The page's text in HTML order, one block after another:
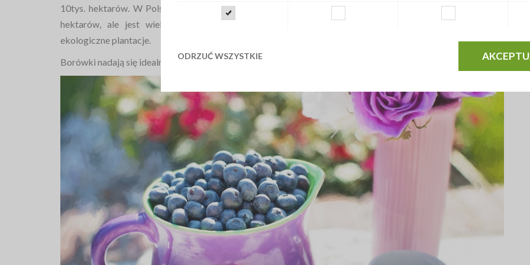
10tys. hektarów. W Polsce można wyróżnić plantacje, które są liderami i posiadają uprawy rzędu kilkuset
hektarów, ale jest wielu drobnych plantatorów, którzy wykorzystali walory przyrody tworząc małe
ekologiczne plantacje.
Borówki nadają się idealnie jako dodatek do ciast, deserów, lodów i owocowych koktajli.
ODRZUĆ WSZYSTKIE